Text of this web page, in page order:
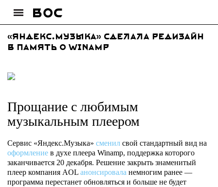
«Яндекс.Музыка» сделала редизайн
в память о Winamp
Прощание с любимым
музыкальным плеером
Cервис «Яндекс.Музыка» сменил свой стандартный вид на
оформление в духе плеера Winamp, поддержка которого
заканчивается 20 декабря. Решение закрыть знаменитый
плеер компания AOL анонсировала немногим ранее —
программа перестанет обновляться и больше не будет